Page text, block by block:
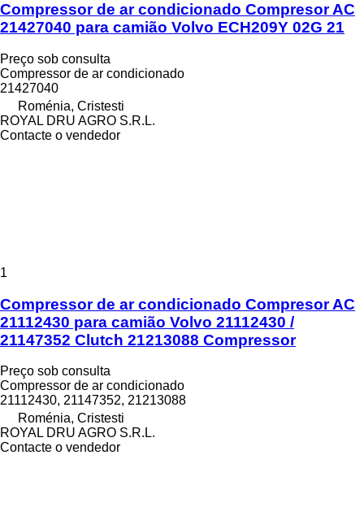
Compressor de ar condicionado Compresor AC
21427040 para camião Volvo ECH209Y 02G 21
Preço sob consulta
Compressor de ar condicionado
21427040
Roménia, Cristesti
ROYAL DRU AGRO S.R.L.
Contacte o vendedor
1
Compressor de ar condicionado Compresor AC
21112430 para camião Volvo 21112430 /
21147352 Clutch 21213088 Compressor
Preço sob consulta
Compressor de ar condicionado
21112430, 21147352, 21213088
Roménia, Cristesti
ROYAL DRU AGRO S.R.L.
Contacte o vendedor